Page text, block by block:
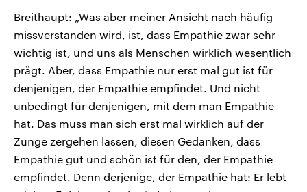
Breithaupt: „Was aber meiner Ansicht nach häufig
missverstanden wird, ist, dass Empathie zwar sehr
wichtig ist, und uns als Menschen wirklich wesentlich
prägt. Aber, dass Empathie nur erst mal gut ist für
denjenigen, der Empathie empfindet. Und nicht
unbedingt für denjenigen, mit dem man Empathie
hat. Das muss man sich erst mal wirklich auf der
Zunge zergehen lassen, diesen Gedanken, dass
Empathie gut und schön ist für den, der Empathie
empfindet. Denn derjenige, der Empathie hat: Er lebt